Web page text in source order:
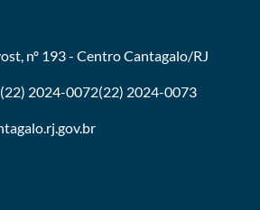
nº 193 - CentroCantagalo/RJ
(22) 2024-0072(22) 2024-0073